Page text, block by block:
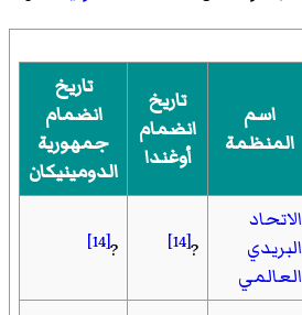
اسم
المنظمة
تاريخ
انضمام
أوغندا
تاريخ
انضمام
جمهورية
الدومينيكان
الاتحاد
البريدي
العالمي
?
[14]
?
[14]